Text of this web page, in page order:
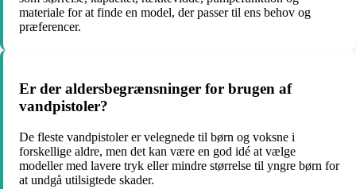
materiale for at finde en model, der passer til ens behov og
præferencer.
Er der aldersbegrænsninger for brugen af
vandpistoler?
De fleste vandpistoler er velegnede til børn og voksne i
forskellige aldre, men det kan være en god idé at vælge
modeller med lavere tryk eller mindre størrelse til yngre børn for
at undgå utilsigtede skader.